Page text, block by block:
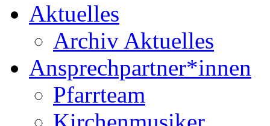
Aktuelles
Archiv Aktuelles
Ansprechpartner*innen
Pfarrteam